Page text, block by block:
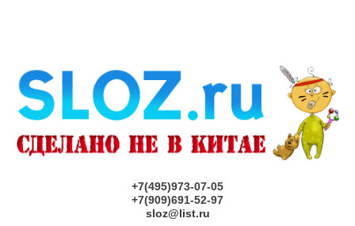
+7(495)973-07-05
+7(909)691-52-97
sloz@list.ru